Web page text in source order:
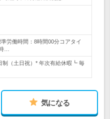
労働時間：8時間00分コアタイ
…
制（土日祝）* 年次有給休暇┗ 毎
気になる